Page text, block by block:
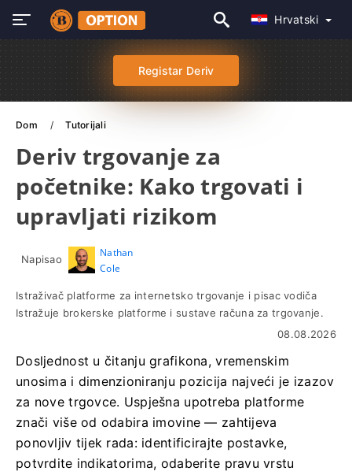
Hrvatski
Registar Deriv
Dom Tutorijali
Deriv trgovanje za
početnike: Kako trgovati i
upravljati rizikom
Napisao
Nathan
Cole
Istraživač platforme za internetsko trgovanje i pisac vodiča
Istražuje brokerske platforme i sustave računa za trgovanje.
08.08.2026
Dosljednost u čitanju grafikona, vremenskim
unosima i dimenzioniranju pozicija najveći je izazov
za nove trgovce. Uspješna upotreba platforme
znači više od odabira imovine — zahtijeva
ponovljiv tijek rada: identificirajte postavke,
potvrdite indikatorima, odaberite pravu vrstu